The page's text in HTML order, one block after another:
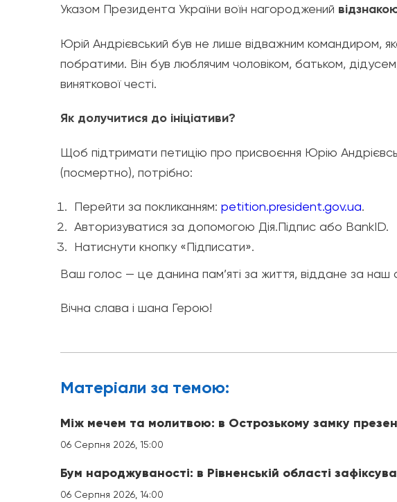
​Указом Президента України воїн нагороджений
​Юрій Андрієвський був не лише відважним командиром,
побратими. Він був люблячим чоловіком, батьком,
виняткової честі.
Як долучитися до ініціативи?
​Щоб підтримати петицію про присвоєння Юрію
(посмертно), потрібно:
​Перейти за покликанням: petition.president.gov.ua.
​Авторизуватися за допомогою Дія.Підпис або BankID.
​Натиснути кнопку «Підписати».
​Ваш голос — це данина пам’яті за життя, віддане за наш
​Вічна слава і шана Герою!
Матерiали за темою:
Між мечем та молитвою: в Острозькому замку
06 Серпня 2026, 15:00
Бум народжуваності: в Рівненській області
06 Серпня 2026, 14:00